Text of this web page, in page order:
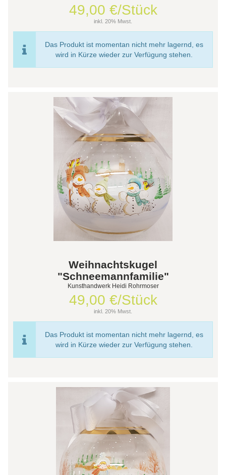
49,00 €/Stück
inkl. 20% Mwst.
Das Produkt ist momentan nicht mehr lagernd, es
wird in Kürze wieder zur Verfügung stehen.
Weihnachtskugel
"Schneemannfamilie"
Kunsthandwerk Heidi Rohrmoser
49,00 €/Stück
inkl. 20% Mwst.
Das Produkt ist momentan nicht mehr lagernd, es
wird in Kürze wieder zur Verfügung stehen.